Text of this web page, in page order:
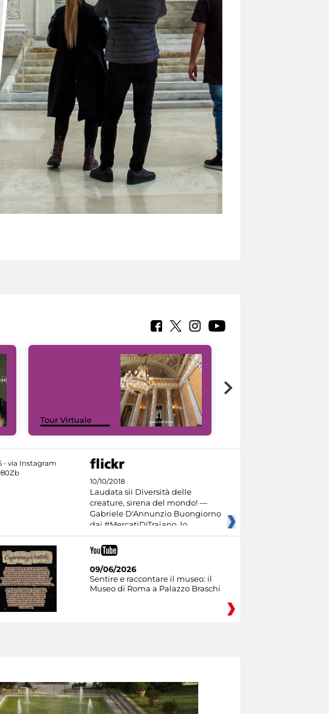
Tour Virtuale
10/10/2018
Laudata sii Diversità delle
creature, sirena del mondo! —
Gabriele D'Annunzio Buongiorno
dai #MercatiDiTraiano, lo
09/06/2026
Sentire e raccontare il museo: il
Museo di Roma a Palazzo Braschi